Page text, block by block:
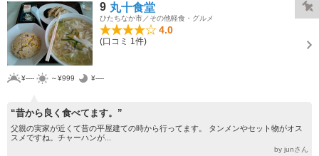
9 丸十食堂
ひたちなか市／その他軽食・グルメ
4.0
(口コミ 1件)
¥---- ～¥999 ¥----
“昔から良く食べてます。”
父親の実家が近くて昔の平屋建ての時から行ってます。 タンメンやセット物がオス
スメですね。チャーハンが...
by junさん